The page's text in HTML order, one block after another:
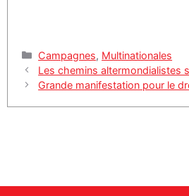
Catégories
Campagnes, Multinationales
Les chemins altermondialistes
Grande manifestation pour le